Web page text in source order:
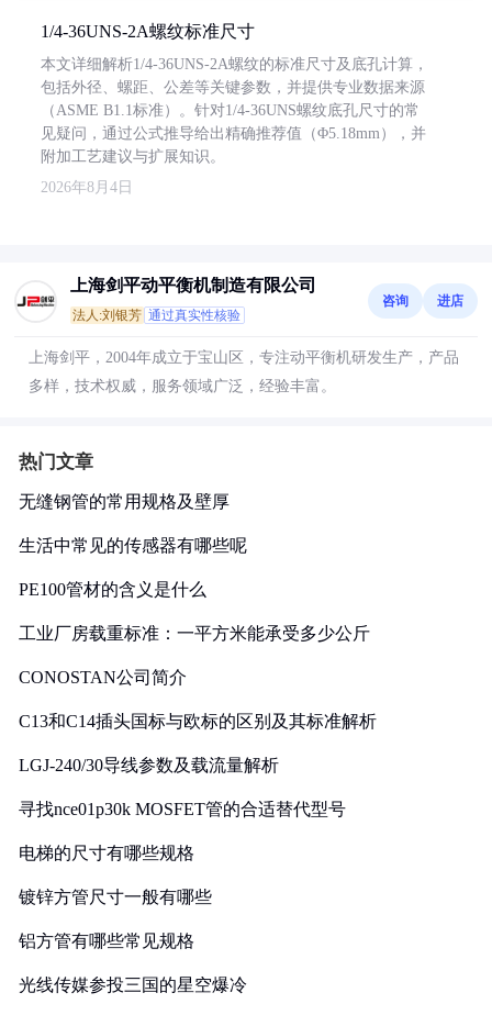
1/4-36UNS-2A螺纹标准尺寸
本文详细解析1/4-36UNS-2A螺纹的标准尺寸及底孔计算，
包括外径、螺距、公差等关键参数，并提供专业数据来源
（ASME B1.1标准）。针对1/4-36UNS螺纹底孔尺寸的常
见疑问，通过公式推导给出精确推荐值（Φ5.18mm），并
附加工艺建议与扩展知识。
2026年8月4日
上海剑平动平衡机制造有限公司
法人:刘银芳 通过真实性核验
咨询 进店
上海剑平，2004年成立于宝山区，专注动平衡机研发生产，产品
多样，技术权威，服务领域广泛，经验丰富。
热门文章
无缝钢管的常用规格及壁厚
生活中常见的传感器有哪些呢
PE100管材的含义是什么
工业厂房载重标准：一平方米能承受多少公斤
CONOSTAN公司简介
C13和C14插头国标与欧标的区别及其标准解析
LGJ-240/30导线参数及载流量解析
寻找nce01p30k MOSFET管的合适替代型号
电梯的尺寸有哪些规格
镀锌方管尺寸一般有哪些
铝方管有哪些常见规格
光线传媒参投三国的星空爆冷